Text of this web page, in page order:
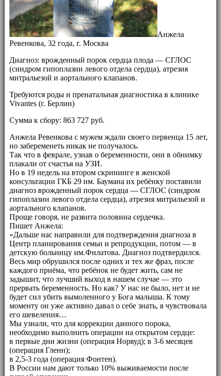
Анжела
Ревенкова, 32 года, г. Москва
Диагноз: врожденный порок сердца плода — СГЛОС
(синдром гипоплазии левого отдела сердца), атрезия
митральезой и аортального клапанов.
Требуются роды и пренатальная диагностика в клинике
Vivantes (г. Берлин)
Сумма к сбору: 863 727 руб.
Анжела Ревенкова с мужем ждали своего первенца 15 лет,
но забеременеть никак не получалось.
Так что в феврале, узнав о беременности, они в обнимку
плакали от счастья на УЗИ.
Но в 19 недель на втором скрининге в женской
консультации ГКБ 29 им. Баумана их ребёнку поставили
диагноз врожденный порок сердца — СГЛОС (синдром
гипоплазии левого отдела сердца), атрезия митральезой и
аортального клапанов.
Проще говоря, не развита половина сердечка.
Пишет Анжела:
«Дальше нас направили для подтверждения диагноза в
Центр планирования семьи и репродукции, потом — в
детскую больницу им.Филатова. Диагноз подтвердился.
Весь мир обрушился после одних и тех же фраз, после
каждого приёма, что ребёнок не будет жить, сам не
задышит, что лучший выход в нашем случае — это
прервать беременность. Но как? У нас не было, нет и не
будет сил убить вымоленного у Бога малыша. К тому
моменту он уже активно давал о себе знать, я чувствовала
его шевеления…
Мы узнали, что для коррекции данного порока,
необходимо выполнить операции на открытом сердце:
в первые дни жизни (операция Норвуд); в 3-6 месяцев
(операция Гленн);
в 2,5-3 года (операция Фонтен).
В России нам дают только 10% выживаемости после